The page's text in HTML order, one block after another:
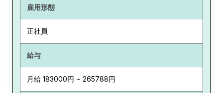
雇用形態
正社員
給与
月給 183000円 ~ 265788円